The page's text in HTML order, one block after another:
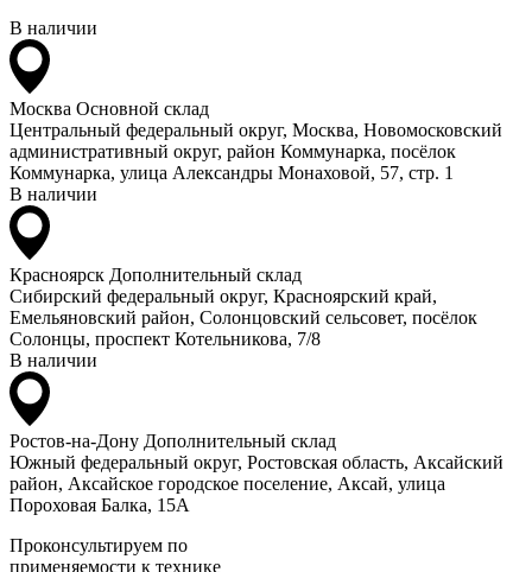
В наличии
Москва Основной склад
Центральный федеральный округ, Москва, Новомосковский
административный округ, район Коммунарка, посёлок
Коммунарка, улица Александры Монаховой, 57, стр. 1
В наличии
Красноярск Дополнительный склад
Сибирский федеральный округ, Красноярский край,
Емельяновский район, Солонцовский сельсовет, посёлок
Солонцы, проспект Котельникова, 7/8
В наличии
Ростов-на-Дону Дополнительный склад
Южный федеральный округ, Ростовская область, Аксайский
район, Аксайское городское поселение, Аксай, улица
Пороховая Балка, 15А
Проконсультируем по
применяемости к технике